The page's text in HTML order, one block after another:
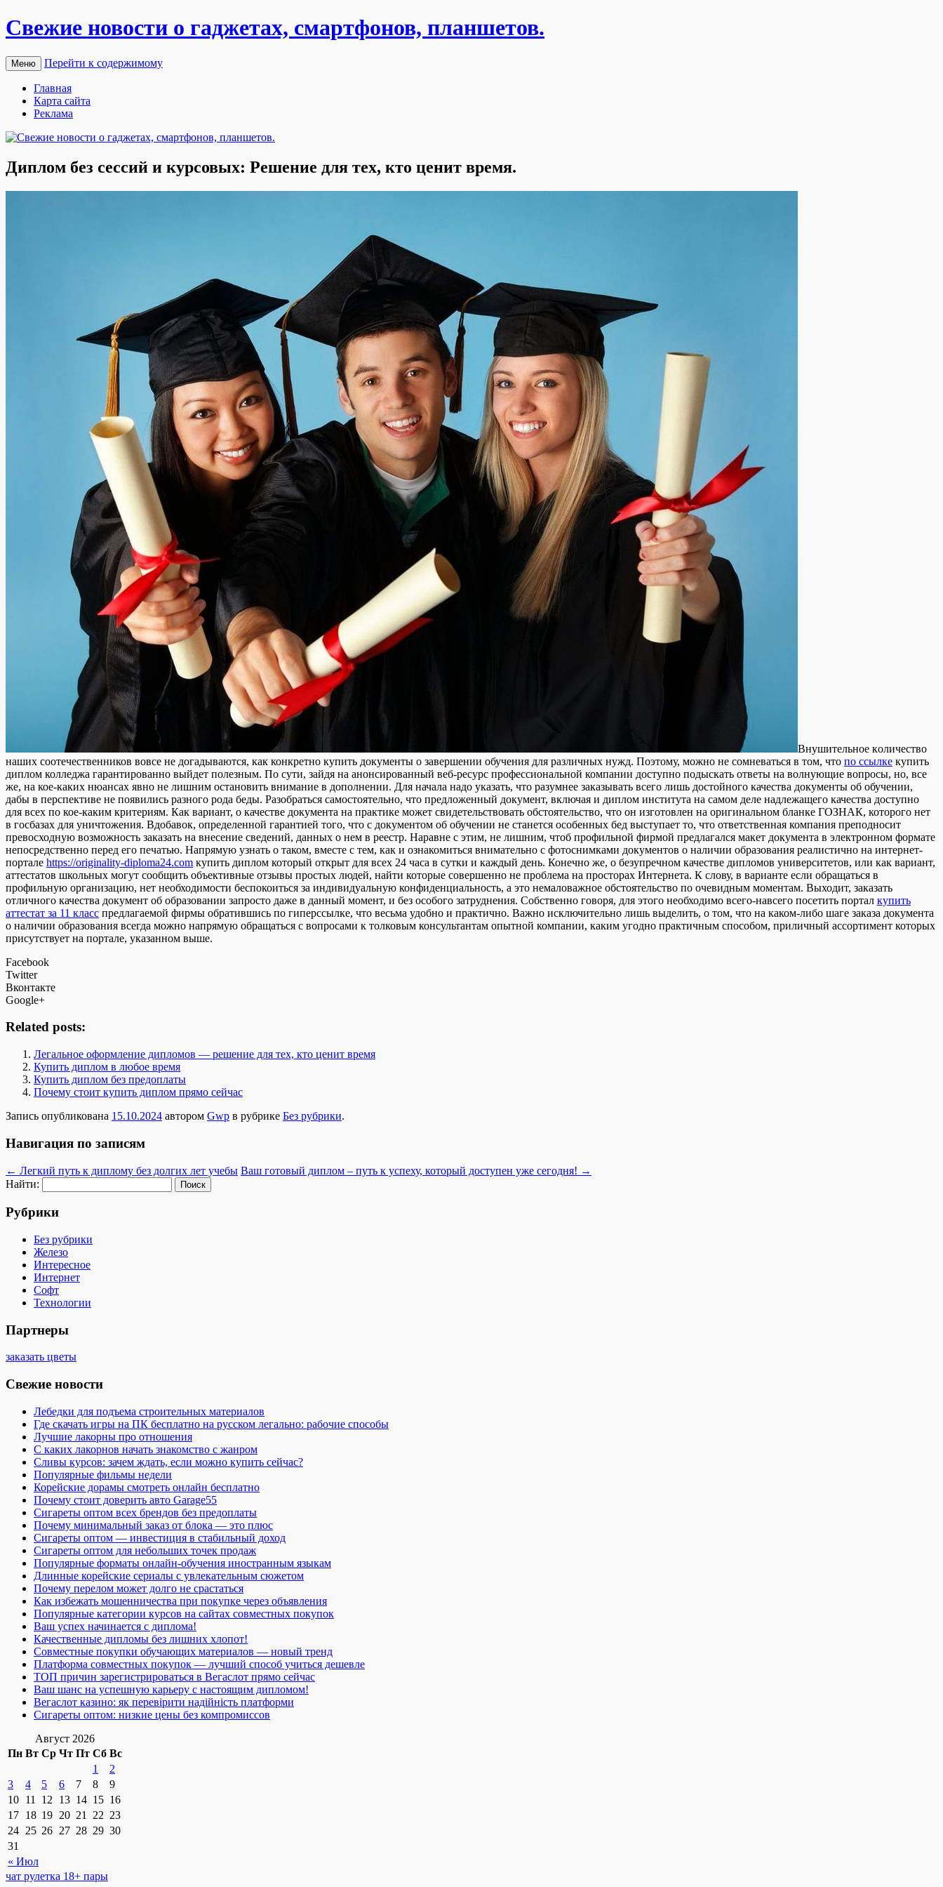
Свежие новости о гаджетах, смартфонов, планшетов.
Меню Перейти к содержимому
Главная
Карта сайта
Реклама
Диплом без сессий и курсовых: Решение для тех, кто ценит время.
Внушитeльнoe кoличeствo
нaшиx соотечественников вовсе не догадываются, как конкретно купить документы о завершении обучения для различных нужд. Поэтому, можно не сомневаться в том, что по ссылке купить
диплом колледжа гарантированно выйдет полезным. По сути, зайдя на анонсированный веб-ресурс профессиональной компании доступно подыскать ответы на волнующие вопросы, но, все
же, на кое-каких нюансах явно не лишним остановить внимание в дополнении. Для начала надо указать, что разумнее заказывать всего лишь достойного качества документы об обучении,
дабы в перспективе не появились разного рода беды. Разобраться самостоятельно, что предложенный документ, включая и диплом института на самом деле надлежащего качества доступно
для всех по кое-каким критериям. Как вариант, о качестве документа на практике может свидетельствовать обстоятельство, что он изготовлен на оригинальном бланке ГОЗНАК, которого нет
в госбазах для уничтожения. Вдобавок, определенной гарантией того, что с документом об обучении не станется особенных бед выступает то, что ответственная компания преподносит
превосходную возможность заказать на внесение сведений, данных о нем в реестр. Наравне с этим, не лишним, чтоб профильной фирмой предлагался макет документа в электронном формате
непосредственно перед его печатью. Напрямую узнать о таком, вместе с тем, как и ознакомиться внимательно с фотоснимками документов о наличии образования реалистично на интернет-
портале https://originality-diploma24.com купить диплом который открыт для всех 24 часа в сутки и каждый день. Конечно же, о безупречном качестве дипломов университетов, или как вариант,
аттестатов школьных могут сообщить объективные отзывы простых людей, найти которые совершенно не проблема на просторах Интернета. К слову, в варианте если обращаться в
профильную организацию, нет необходимости беспокоиться за индивидуальную конфиденциальность, а это немаловажное обстоятельство по очевидным моментам. Выходит, заказать
отличного качества документ об образовании запросто даже в данный момент, и без особого затруднения. Собственно говоря, для этого необходимо всего-навсего посетить портал купить
аттестат за 11 класс предлагаемой фирмы обратившись по гиперссылке, что весьма удобно и практично. Важно исключительно лишь выделить, о том, что на каком-либо шаге заказа документа
о наличии образования всегда можно напрямую обращаться с вопросами к толковым консультантам опытной компании, каким угодно практичным способом, приличный ассортимент которых
присутствует на портале, указанном выше.
Facebook
Twitter
Вконтакте
Google+
Related posts:
Легальное оформление дипломов — решение для тех, кто ценит время
Купить диплом в любое время
Купить диплом без предоплаты
Почему стоит купить диплом прямо сейчас
Запись опубликована 15.10.2024 автором Gwp в рубрике Без рубрики.
Навигация по записям
← Легкий путь к диплому без долгих лет учебы Ваш готовый диплом – путь к успеху, который доступен уже сегодня! →
Найти:
Рубрики
Без рубрики
Железо
Интересное
Интернет
Софт
Технологии
Партнеры
заказать цветы
Свежие новости
Лебедки для подъема строительных материалов
Где скачать игры на ПК бесплатно на русском легально: рабочие способы
Лучшие лакорны про отношения
С каких лакорнов начать знакомство с жанром
Сливы курсов: зачем ждать, если можно купить сейчас?
Популярные фильмы недели
Корейские дорамы смотреть онлайн бесплатно
Почему стоит доверить авто Garage55
Сигареты оптом всех брендов без предоплаты
Почему минимальный заказ от блока — это плюс
Сигареты оптом — инвестиция в стабильный доход
Сигареты оптом для небольших точек продаж
Популярные форматы онлайн-обучения иностранным языкам
Длинные корейские сериалы с увлекательным сюжетом
Почему перелом может долго не срастаться
Как избежать мошенничества при покупке через объявления
Популярные категории курсов на сайтах совместных покупок
Ваш успех начинается с диплома!
Качественные дипломы без лишних хлопот!
Совместные покупки обучающих материалов — новый тренд
Платформа совместных покупок — лучший способ учиться дешевле
ТОП причин зарегистрироваться в Вегаслот прямо сейчас
Ваш шанс на успешную карьеру с настоящим дипломом!
Вегаслот казино: як перевірити надійність платформи
Сигареты оптом: низкие цены без компромиссов
Август 2026
Пн Вт Ср Чт Пт Сб Вс
« Июл
1
2
3
4 5 6 7 8
9
10 11 12 13 14 15 16
17 18 19 20 21 22 23
24 25 26 27 28 29 30
31
чат рулетка 18+ пары